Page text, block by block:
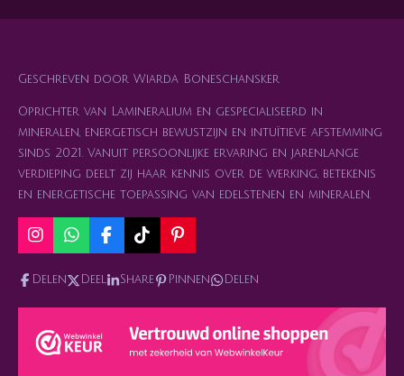
Geschreven door Wiarda Boneschansker
Oprichter van Lamineralium en gespecialiseerd in
mineralen, energetisch bewustzijn en intuïtieve afstemming
sinds 2021. Vanuit persoonlijke ervaring en jarenlange
verdieping deelt zij haar kennis over de werking, betekenis
en energetische toepassing van edelstenen en mineralen.
I
n
s
a
r
a
W
h
a
t
s
p
p
F
a
c
e
b
T
i
k
o
P
i
n
e
e
s
Delen Deel Share Pinnen Delen